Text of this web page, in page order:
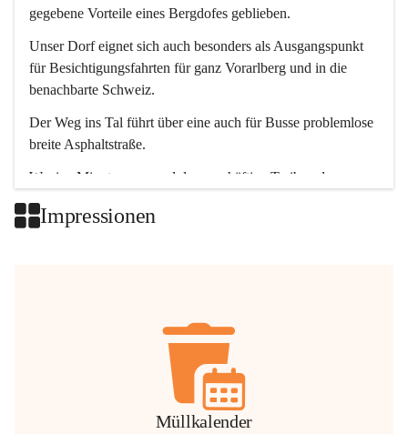
gegebene Vorteile eines Bergdofes geblieben.
Unser Dorf eignet sich auch besonders als Ausgangspunkt
für Besichtigungsfahrten für ganz Vorarlberg und in die
benachbarte Schweiz.
Der Weg ins Tal führt über eine auch für Busse problemlose
breite Asphaltstraße.
Wenige Minuten nur, und das geschäftige Treiben der
Impressionen
Müllkalender